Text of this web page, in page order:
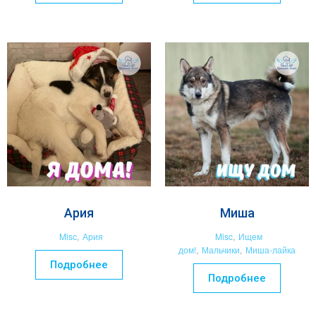
Ария
Misc, Ария
Подробнее
Миша
Misc, Ищем
дом!, Мальчики, Миша-лайка
Подробнее